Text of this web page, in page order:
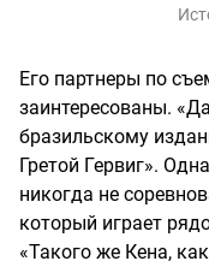
Его партнеры по
заинтересованы.
бразильскому
Гретой Гервиг».
никогда не
который играет
«Такого же Кена,